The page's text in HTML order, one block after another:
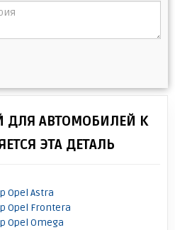
ДЛЯ АВТОМОБИЛЕЙ К
ЭТА ДЕТАЛЬ
Opel Astra
Opel Frontera
Opel Omega